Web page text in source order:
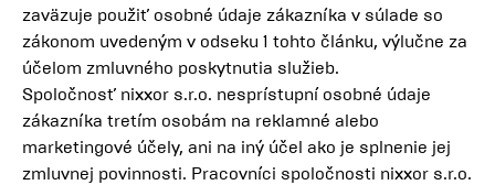
zaväzuje použiť osobné údaje zákazníka v súlade so
zákonom uvedeným v odseku 1 tohto článku, výlučne za
účelom zmluvného poskytnutia služieb.
Spoločnosť nixxor s.r.o. nesprístupní osobné údaje
zákazníka tretím osobám na reklamné alebo
marketingové účely, ani na iný účel ako je splnenie jej
zmluvnej povinnosti. Pracovníci spoločnosti nixxor s.r.o.